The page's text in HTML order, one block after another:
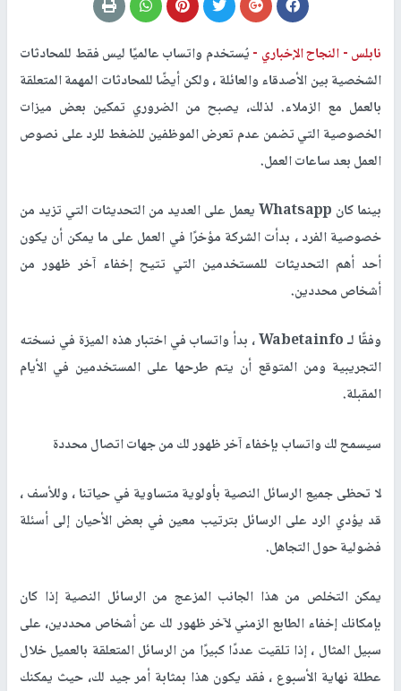
نابلس -النجاح الإخباري -يُستخدم واتساب عالميًا ليس فقط للمحادثات
الشخصية بين الأصدقاء والعائلة ، ولكن أيضًا للمحادثات المهمة المتعلقة
بالعمل مع الزملاء. لذلك، يصبح من الضروري تمكين بعض ميزات
الخصوصية التي تضمن عدم تعرض الموظفين للضغط للرد على نصوص
العمل بعد ساعات العمل.
بينما كان Whatsapp يعمل على العديد من التحديثات التي تزيد من
خصوصية الفرد ، بدأت الشركة مؤخرًا في العمل على ما يمكن أن يكون
أحد أهم التحديثات للمستخدمين التي تتيح إخفاء آخر ظهور من
أشخاص محددين.
وفقًا لـ Wabetainfo ، بدأ واتساب في اختبار هذه الميزة في نسخته
التجريبية ومن المتوقع أن يتم طرحها على المستخدمين في الأيام
المقبلة.
سيسمح لك واتساب بإخفاء آخر ظهور لك من جهات اتصال محددة
لا تحظى جميع الرسائل النصية بأولوية متساوية في حياتنا ، وللأسف ،
قد يؤدي الرد على الرسائل بترتيب معين في بعض الأحيان إلى أسئلة
فضولية حول التجاهل.
يمكن التخلص من هذا الجانب المزعج من الرسائل النصية إذا كان
بإمكانك إخفاء الطابع الزمني لآخر ظهور لك عن أشخاص محددين، على
سبيل المثال ، إذا تلقيت عددًا كبيرًا من الرسائل المتعلقة بالعميل خلال
عطلة نهاية الأسبوع ، فقد يكون هذا بمثابة أمر جيد لك، حيث يمكنك